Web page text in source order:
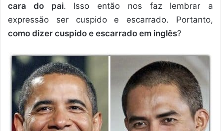
cara do pai. Isso então nos faz lembrar a
expressão ser cuspido e escarrado. Portanto,
como dizer cuspido e escarrado em inglês?